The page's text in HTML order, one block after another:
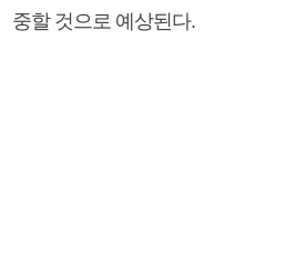
중할 것으로 예상된다.